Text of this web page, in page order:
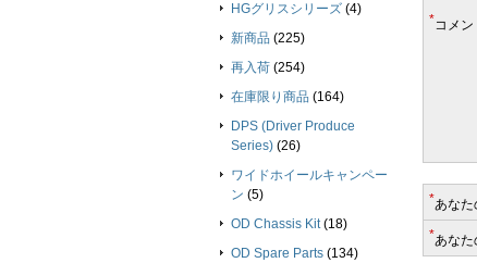
*コメン
*あなた
*あなた
HGグリスシリーズ (4)
新商品 (225)
再入荷 (254)
在庫限り商品 (164)
DPS (Driver Produce
Series) (26)
ワイドホイールキャンペー
ン (5)
OD Chassis Kit (18)
OD Spare Parts (134)